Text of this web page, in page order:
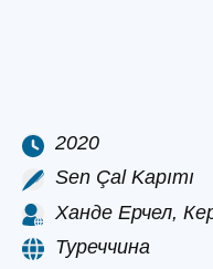
2020
Sen Çal Kapımı
Ханде Ерчел,
Туреччина